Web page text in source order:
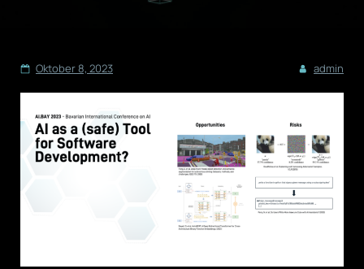
Oktober 8, 2023 admin